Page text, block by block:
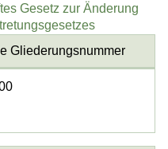
Gesetz zur Änderung
Gliederungsnummer